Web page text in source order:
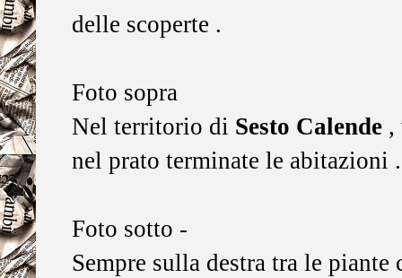
delle scoperte .
Foto sopra
Nel territorio di Sesto Calende ,
nel prato terminate le abitazioni .
Foto sotto -
Sempre sulla destra tra le